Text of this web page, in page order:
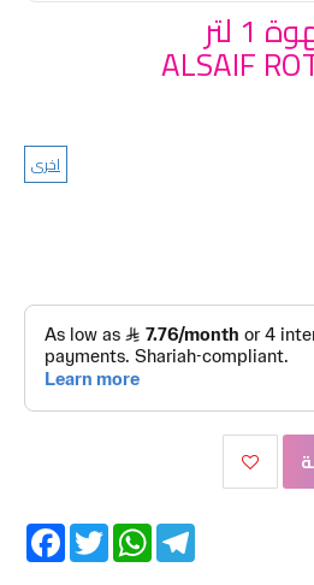
ترمس شاي وقهوة 1 لتر
ALSAIF
اخرى
Twitter
WhatsAppTelegram